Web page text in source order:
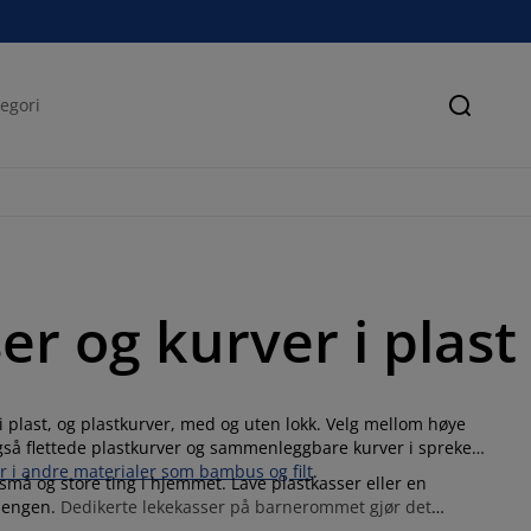
Søk
og kurver i plast
og plastkurver, med og uten lokk. Velg mellom høye
flettede plastkurver og sammenleggbare kurver i spreke
i andre materialer som bambus og filt.
og store ting i hjemmet. Lave plastkasser eller en
Dedikerte lekekasser på barnerommet gjør det